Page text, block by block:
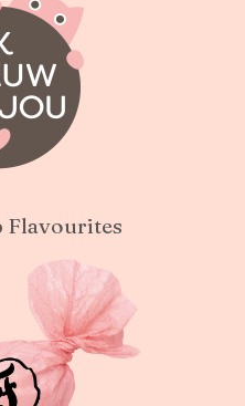
Flavourites